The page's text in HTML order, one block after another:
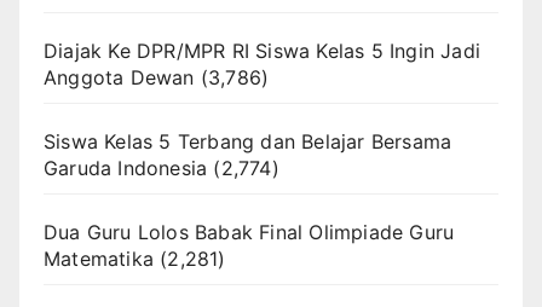
Diajak Ke DPR/MPR RI Siswa Kelas 5 Ingin Jadi
Anggota Dewan (3,786)
Siswa Kelas 5 Terbang dan Belajar Bersama
Garuda Indonesia (2,774)
Dua Guru Lolos Babak Final Olimpiade Guru
Matematika (2,281)